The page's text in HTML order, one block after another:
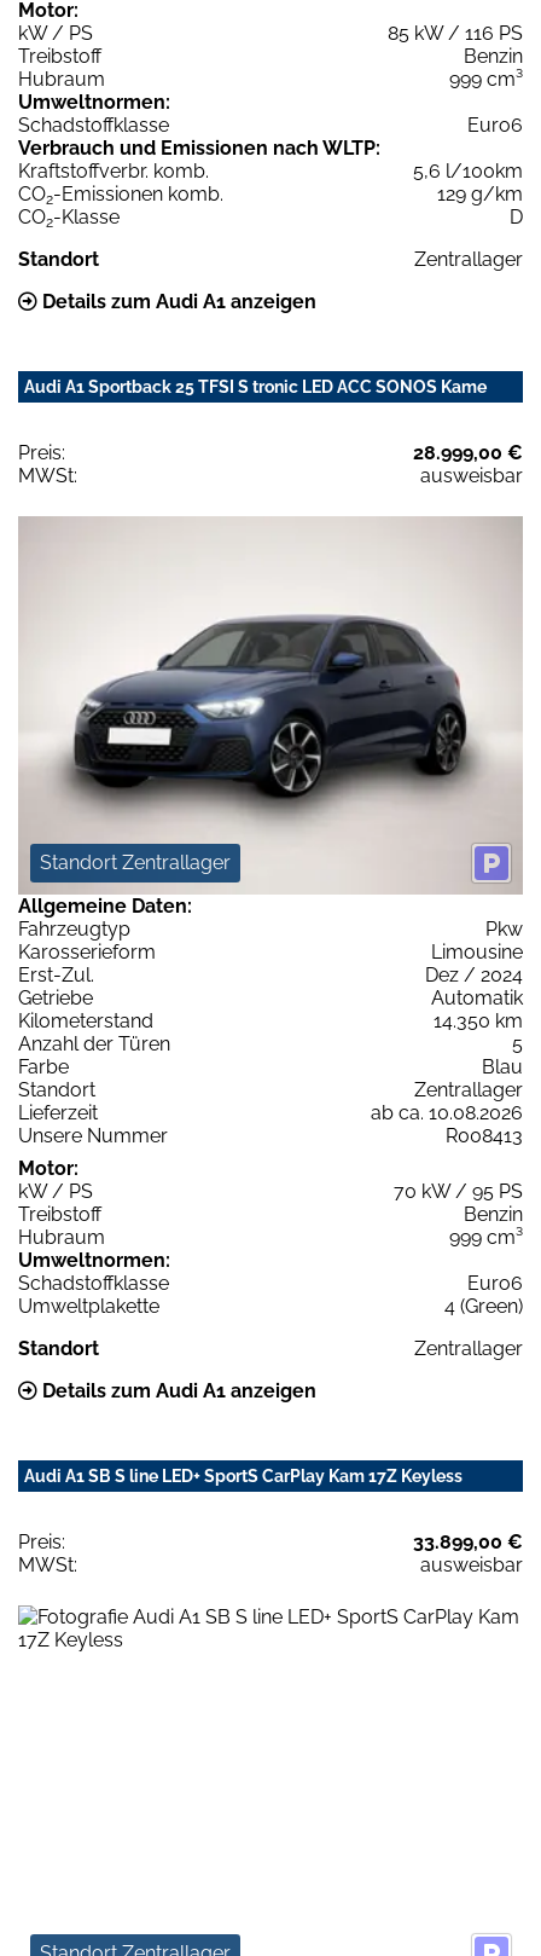
Motor:
kW / PS
85 kW / 116 PS
Treibstoff
Benzin
Hubraum
999 cm³
Umweltnormen:
Schadstoffklasse
Euro6
Verbrauch und Emissionen nach WLTP:
Kraftstoffverbr. komb.
5,6 l/100km
CO2-Emissionen komb.
129 g/km
CO2-Klasse
D
Standort
Zentrallager
Details zum Audi A1 anzeigen
Audi A1 Sportback 25 TFSI S tronic LED ACC SONOS Kame
Preis:
28.999,00 €
MWSt:
ausweisbar
Standort Zentrallager
Allgemeine Daten:
Fahrzeugtyp
Pkw
Karosserieform
Limousine
Erst-Zul.
Dez / 2024
Getriebe
Automatik
Kilometerstand
14.350 km
Anzahl der Türen
5
Farbe
Blau
Standort
Zentrallager
Lieferzeit
ab ca. 10.08.2026
Unsere Nummer
R008413
Motor:
kW / PS
70 kW / 95 PS
Treibstoff
Benzin
Hubraum
999 cm³
Umweltnormen:
Schadstoffklasse
Euro6
Umweltplakette
4 (Green)
Standort
Zentrallager
Details zum Audi A1 anzeigen
Audi A1 SB S line LED+ SportS CarPlay Kam 17Z Keyless
Preis:
33.899,00 €
MWSt:
ausweisbar